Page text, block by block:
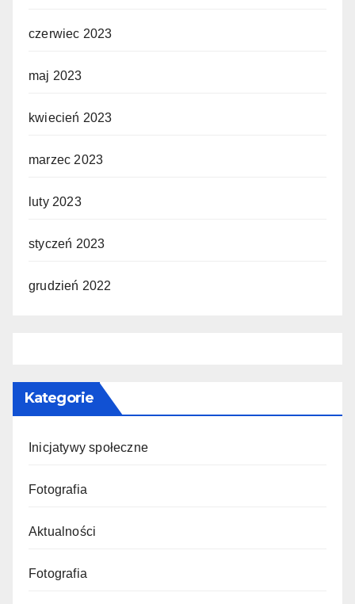
czerwiec 2023
maj 2023
kwiecień 2023
marzec 2023
luty 2023
styczeń 2023
grudzień 2022
Kategorie
Inicjatywy społeczne
Fotografia
Aktualności
Fotografia